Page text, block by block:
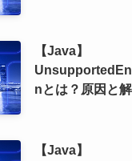
【Java】
nとは？原因と
【Java】